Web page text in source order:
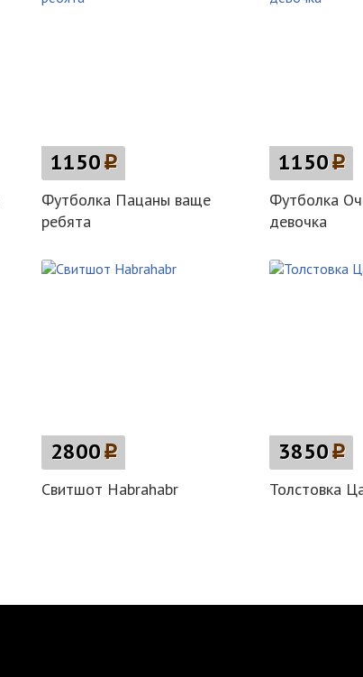
1150p
Футболка Пацаны ваще
ребята
1150p
Футболка
девочка
2800p
Свитшот Habrahabr
3850p
Толстовка